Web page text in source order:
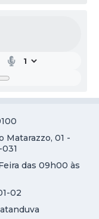
Matarazzo, 01 -
das 09h00 às
02